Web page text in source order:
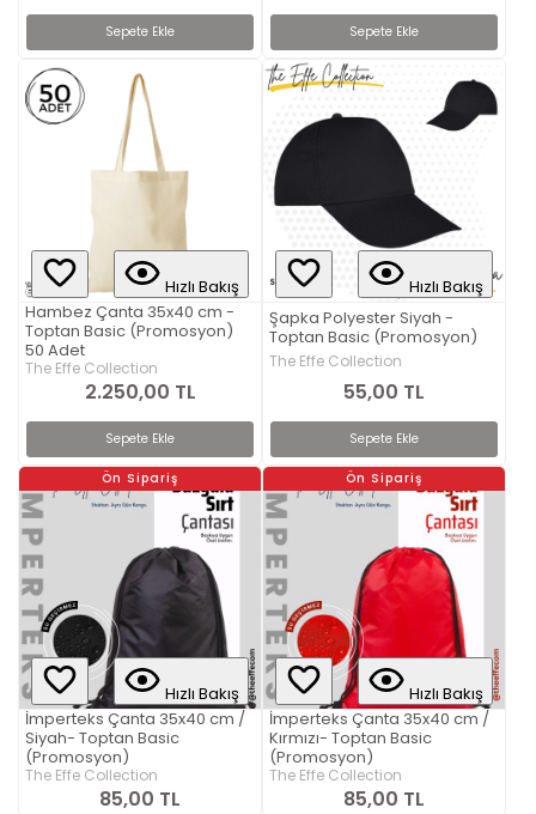
Sepete Ekle Sepete Ekle
Hızlı Bakış
Hambez Çanta 35x40 cm -
Toptan Basic (Promosyon)
50 Adet
The Effe Collection
2.250,00 TL
Sepete Ekle
Hızlı Bakış
Şapka Polyester Siyah -
Toptan Basic (Promosyon)
The Effe Collection
55,00 TL
Sepete Ekle
Ön Sipariş
Hızlı Bakış
İmperteks Çanta 35x40 cm /
Siyah- Toptan Basic
(Promosyon)
The Effe Collection
85,00 TL
Ön Sipariş
Hızlı Bakış
İmperteks Çanta 35x40 cm /
Kırmızı- Toptan Basic
(Promosyon)
The Effe Collection
85,00 TL